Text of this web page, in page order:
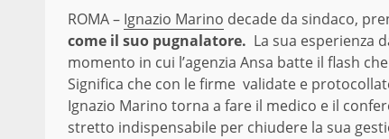
ROMA – Ignazio Marino decade da sindaco,
come il suo pugnalatore. La sua esperienza
momento in cui l’agenzia Ansa batte il flash
Significa che con le firme validate e
Ignazio Marino torna a fare il medico e il
stretto indispensabile per chiudere la sua